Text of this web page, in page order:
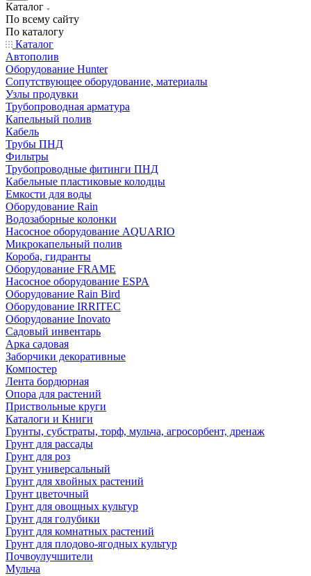
Каталог
По всему сайту
По каталогу
Каталог
Автополив
Оборудование Hunter
Сопутствующее оборудование, материалы
Узлы продувки
Трубопроводная арматура
Капельный полив
Кабель
Трубы ПНД
Фильтры
Трубопроводные фитинги ПНД
Кабельные пластиковые колодцы
Емкости для воды
Оборудование Rain
Водозаборные колонки
Насосное оборудование AQUARIO
Микрокапельный полив
Короба, гидранты
Оборудование FRAME
Насосное оборудование ESPA
Оборудование Rain Bird
Оборудование IRRITEC
Оборудование Inovato
Садовый инвентарь
Арка садовая
Заборчики декоративные
Компостер
Лента бордюрная
Опора для растений
Приствольные круги
Каталоги и Книги
Грунты, субстраты, торф, мульча, агросорбент, дренаж
Грунт для рассады
Грунт для роз
Грунт универсальный
Грунт для хвойных растений
Грунт цветочный
Грунт для овощных культур
Грунт для голубики
Грунт для комнатных растений
Грунт для плодово-ягодных культур
Почвоулучшители
Мульча